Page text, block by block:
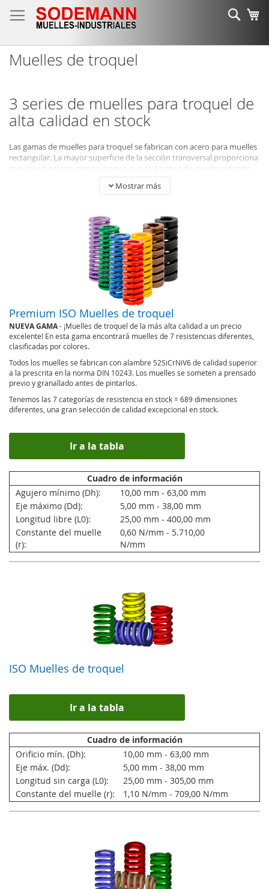
al
contenido
Muelles de troquel
3 series de muelles para troquel de
alta calidad en stock
Las gamas de muelles para troquel se fabrican con acero para muelles
rectangular. La mayor superficie de la sección transversal proporciona
mayores fuerzas y menor carrera que el alambre de muelle redondo
La codificación por colores de los muelles para troquel no proporciona
fuerzas. Encontrará más información sobre los códigos de color en la
ficha técnica de las páginas de los productos.
Mostrar más
Premium ISO Muelles de troquel
NUEVA GAMA- ¡Muelles de troquel de la más alta calidad a un precio
excelente! En esta gama encontrará muelles de 7 resistencias diferentes,
clasificadas por colores.
Todos los muelles se fabrican con alambre 52SiCrNiV6 de calidad superior
a la prescrita en la norma DIN 10243. Los muelles se someten a prensado
previo y granallado antes de pintarlos.
Tenemos las 7 categorías de resistencia en stock = 689 dimensiones
diferentes, una gran selección de calidad excepcional en stock.
Ir a la tabla
Cuadro de información
Agujero mínimo (Dh):
10,00 mm - 63,00 mm
Eje máximo (Dd):
5,00 mm - 38,00 mm
Longitud libre (L0):
25,00 mm - 400,00 mm
Constante del muelle
(r):
0,60 N/mm - 5.710,00
N/mm
ISO Muelles de troquel
Ir a la tabla
Cuadro de información
Orificio mín. (Dh):
10,00 mm - 63,00 mm
Eje máx. (Dd):
5,00 mm - 38,00 mm
Longitud sin carga (L0):
25,00 mm - 305,00 mm
Constante del muelle (r):
1,10 N/mm - 709,00 N/mm